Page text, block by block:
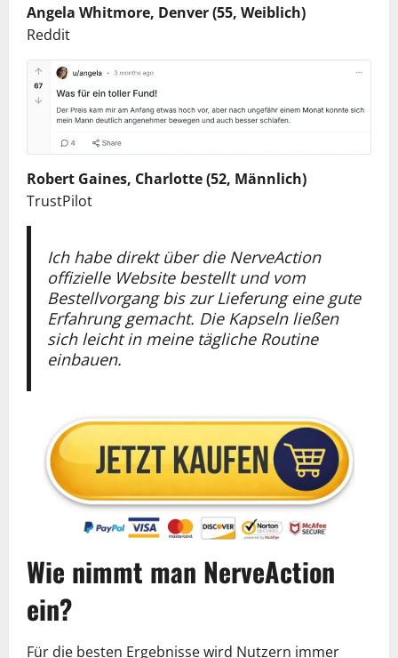
Angela Whitmore, Denver (55, Weiblich)
Reddit
Robert Gaines, Charlotte (52, Männlich)
TrustPilot
Ich habe direkt über die NerveAction
offizielle Website bestellt und vom
Bestellvorgang bis zur Lieferung eine gute
Erfahrung gemacht. Die Kapseln ließen
sich leicht in meine tägliche Routine
einbauen.
Wie nimmt man NerveAction
ein?
Für die besten Ergebnisse wird Nutzern immer